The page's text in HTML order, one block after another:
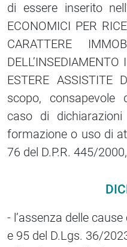
di essere inserito
ECONOMICI PER
CARATTERE
ESTERE ASSISTITE
scopo, consapevole
caso di
formazione o uso di
76 del D.P.R. 445/2000,
- l’assenza delle
e 95 del D.Lgs. 36/